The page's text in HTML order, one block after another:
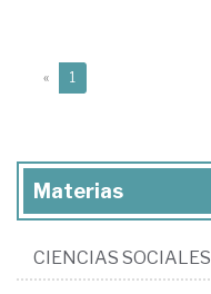
« 1
Materias
CIENCIAS SOCIALES